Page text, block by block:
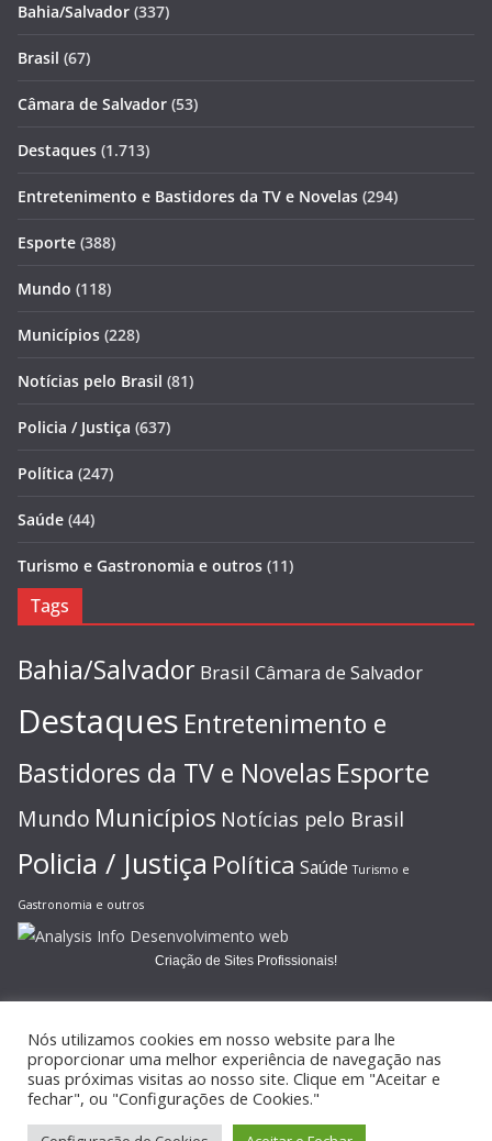
Bahia/Salvador (337)
Brasil (67)
Câmara de Salvador (53)
Destaques (1.713)
Entretenimento e Bastidores da TV e Novelas (294)
Esporte (388)
Mundo (118)
Municípios (228)
Notícias pelo Brasil (81)
Policia / Justiça (637)
Política (247)
Saúde (44)
Turismo e Gastronomia e outros (11)
Tags
Bahia/Salvador Brasil Câmara de Salvador
Destaques Entretenimento e
Bastidores da TV e Novelas Esporte
Mundo Municípios Notícias pelo Brasil
Policia / Justiça Política Saúde Turismo e
Gastronomia e outros
Criação de Sites Profissionais!
Copyright © 2026JORNAL GAZETA ONLINE
reservados.
Nós utilizamos cookies em nosso website para lhe
proporcionar uma melhor experiência de navegação nas
suas próximas visitas ao nosso site. Clique em "Aceitar e
fechar", ou "Configurações de Cookies."